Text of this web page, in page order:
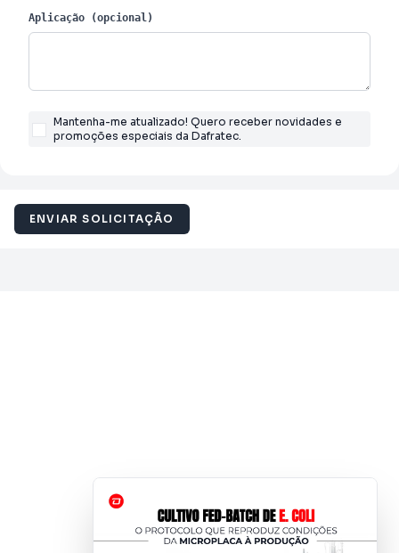
Aplicação (opcional)
Mantenha-me atualizado! Quero receber novidades e
promoções especiais da Dafratec.
ENVIAR SOLICITAÇÃO